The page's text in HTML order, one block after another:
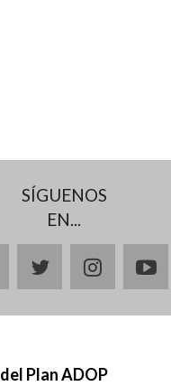
SÍGUENOS
EN...
twitter
Plan ADOP